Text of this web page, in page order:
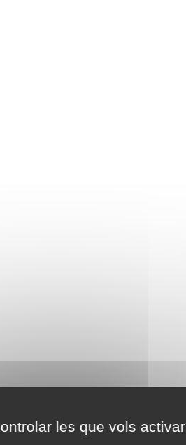
les que vols activar